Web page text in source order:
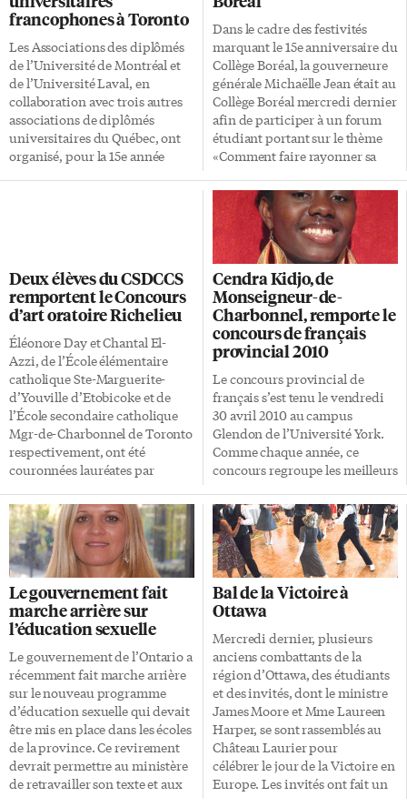
francophones à Toronto
Les Associations des diplômés
de l’Université de Montréal et
de l’Université Laval, en
collaboration avec trois autres
associations de diplômés
universitaires du Québec, ont
organisé, pour la 15e année
«Suite au succès remporté avec
cet événement annuel depuis le
milieu des années 1990, nous
poursuivons l’organisation de
cette rencontre sociale qui offre
l’occasion pour les diplômés
universitaires du Québec à
Toronto, d’établir de nouveaux
contacts et d’élargir leur réseau
de connaissances, tout en
conversant en […]
Dans le cadre des festivités
marquant le 15e anniversaire du
Collège Boréal, la gouverneure
générale Michaëlle Jean était au
Collège Boréal mercredi dernier
afin de participer à un forum
étudiant portant sur le thème
«Comment faire rayonner sa
présence de nombreux
dignitaires de la région du
Grand Sudbury, elle a
notamment dévoilé les toutes
premières armoiries du Collège
Boréal. Émanant de la
Couronne du Canada, cette
marque d’honneur rend
hommage à l’importante
contribution du Collège Boréal
envers la communauté franco-
ontarienne. Visant ainsi à
immortaliser sa place en
Ontario et au Canada, les
armoiries du Collège Boréal
évoquent […]
Deux élèves du CSDCCS
remportent le Concours
d’art oratoire Richelieu
Éléonore Day et Chantal El-
Azzi, de l’École élémentaire
catholique Ste-Marguerite-
d’Youville d’Etobicoke et de
l’École secondaire catholique
Mgr-de-Charbonnel de Toronto
respectivement, ont été
couronnées lauréates par
du Concours d’art oratoire
Richelieu mardi dernier au
Thornhill Golf and Country
Club. Éléonore, élève de 7e
année, a raflé les honneurs dans
la catégorie Discours avec sa
composition originale La tour
Eiffel, alors que Chantal, elle
aussi élève de 7e année, a été
déclarée grande gagnante dans
la catégorie Expression
dramatique grâce à son
interprétation de la fable Les
animaux malades de la peste de
Jean de La Fontaine. […]
Cendra Kidjo, de
Monseigneur-de-
Charbonnel, remporte le
concours de français
provincial 2010
Le concours provincial de
français s’est tenu le vendredi
30 avril 2010 au campus
Glendon de l’Université York.
Comme chaque année, ce
concours regroupe les meilleurs
secondaire de langue française
de la province. Cendra Kidjo a
hissé haut le flambeau du
Conseil scolaire de district
catholique Centre-Sud en
remportant le premier prix.
Cette année, l’école secondaire
Monseigneur-de-Charbonnel
était représentée par Sarah
Farahat et Cendra Kidjo. Ce
concours s’adresse aux élèves
de la 12e année, car les prix sont
essentiellement constitués de
bourses d’études dans les trois
universités bilingues de
l’Ontario que sont l’Université
d’Ottawa, le Collège […]
Le gouvernement fait
marche arrière sur
l’éducation sexuelle
Le gouvernement de l’Ontario a
récemment fait marche arrière
sur le nouveau programme
d’éducation sexuelle qui devait
être mis en place dans les écoles
de la province. Ce revirement
devrait permettre au ministère
de retravailler son texte et aux
Bal de la Victoire à
Ottawa
Mercredi dernier, plusieurs
anciens combattants de la
région d’Ottawa, des étudiants
et des invités, dont le ministre
James Moore et Mme Laureen
Harper, se sont rassemblés au
Château Laurier pour
célébrer le jour de la Victoire en
Europe. Les invités ont fait un